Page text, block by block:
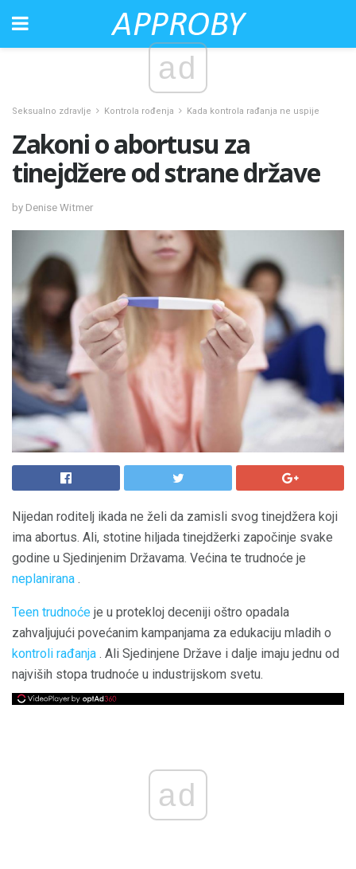
ad
Seksualno zdravlje Kontrola rođenja Kada kontrola rađanja ne uspije
Zakoni o abortusu za
tinejdžere od strane države
by Denise Witmer
Nijedan roditelj ikada ne želi da zamisli svog tinejdžera koji
ima abortus. Ali, stotine hiljada tinejdžerki započinje svake
godine u Sjedinjenim Državama. Većina te trudnoće je
neplanirana .
Teen trudnoće je u protekloj deceniji oštro opadala
zahvaljujući povećanim kampanjama za edukaciju mladih o
kontroli rađanja . Ali Sjedinjene Države i dalje imaju jednu od
najviših stopa trudnoće u industrijskom svetu.
ad